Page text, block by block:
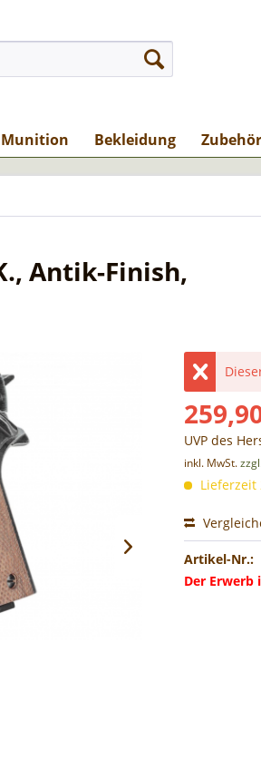
Munition Bekleidung Zubehör
Antik-Finish,
UVP des
inkl. MwSt.
Lieferzeit
Artikel-Nr.:
Der Erwerb